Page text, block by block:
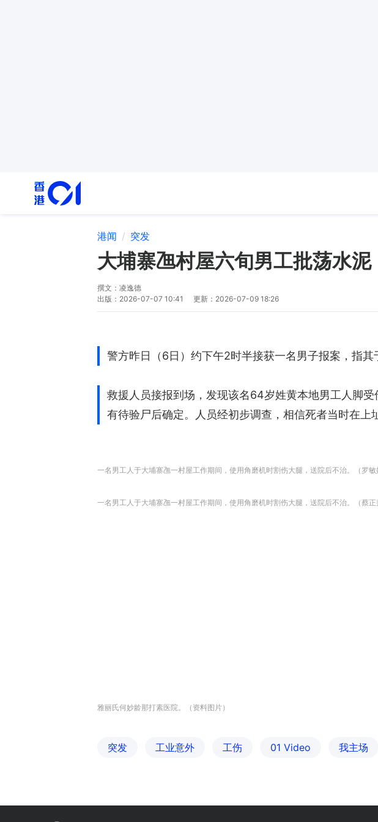
港闻 突发
大埔寨乪村屋六旬男工批荡水
撰文： 凌逸德
出版： 2026-07-07 10:41 更新： 2026-07-09 18:26
警方昨日（6日）约下午2时半接获一名男子报案，指其
救援人员接报到场，发现该名64岁姓黄本地男工人脚
有待验尸后确定。人员经初步调查，相信死者当时在上
一名男工人于大埔寨乪一村屋工作期间，使用角磨机时割伤大腿，送院后不治。（罗敏
一名男工人于大埔寨乪一村屋工作期间，使用角磨机时割伤大腿，送院后不治。（蔡正
雅丽氏何妙龄那打素医院。（资料图片）
突发 工业意外 工伤 01 Video 我主场